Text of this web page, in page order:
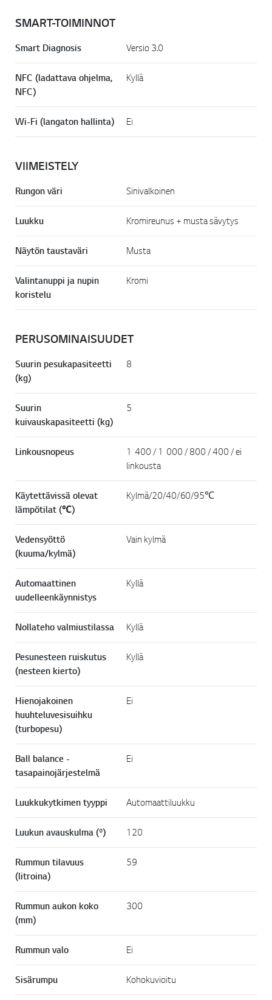
SMART-TOIMINNOT
Smart Diagnosis Versio 3.0
NFC (ladattava ohjelma,
NFC)
Kyllä
Wi-Fi (langaton hallinta) Ei
VIIMEISTELY
Rungon väri Sinivalkoinen
Luukku Kromireunus + musta sävytys
Näytön taustaväri Musta
Valintanuppi ja nupin
koristelu
Kromi
PERUSOMINAISUUDET
Suurin pesukapasiteetti
(kg)
8
Suurin
kuivauskapasiteetti (kg)
5
Linkousnopeus
1 400 / 1 000 / 800 / 400 / ei
linkousta
Käytettävissä olevat
lämpötilat (℃)
Kylmä/20/40/60/95℃
Vedensyöttö
(kuuma/kylmä)
Vain kylmä
Automaattinen
uudelleenkäynnistys
Kyllä
Nollateho valmiustilassa Kyllä
Pesunesteen ruiskutus
(nesteen kierto)
Kyllä
Hienojakoinen
huuhteluvesisuihku
(turbopesu)
Ei
Ball balance -
tasapainojärjestelmä
Ei
Luukkukytkimen tyyppi Automaattiluukku
Luukun avauskulma (º) 120
Rummun tilavuus
(litroina)
59
Rummun aukon koko
(mm)
300
Rummun valo Ei
Sisärumpu Kohokuvioitu